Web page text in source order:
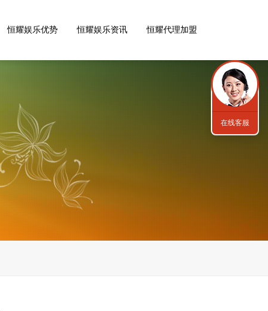
恒耀娱乐优势 恒耀娱乐资讯 恒耀代理加盟
在线客服